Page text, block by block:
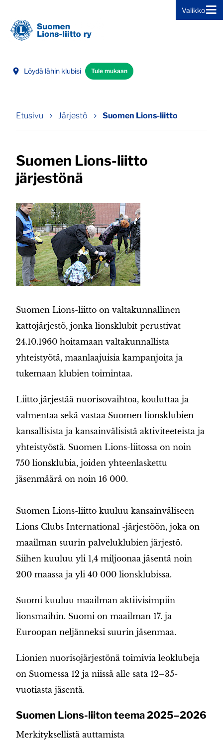
Valikko
Löydä lähin klubisi Tule mukaan
Etusivu Järjestö Suomen Lions-liitto
Suomen Lions-liitto
järjestönä
Suomen Lions-liitto on valtakunnallinen
kattojärjestö, jonka lionsklubit perustivat
24.10.1960 hoitamaan valtakunnallista
yhteistyötä, maanlaajuisia kampanjoita ja
tukemaan klubien toimintaa.
Liitto järjestää nuorisovaihtoa, kouluttaa ja
valmentaa sekä vastaa Suomen lionsklubien
kansallisista ja kansainvälisistä aktiviteeteista ja
yhteistyöstä. Suomen Lions-liitossa on noin
750 lionsklubia, joiden yhteenlaskettu
jäsenmäärä on noin 16 000.
Suomen Lions-liitto kuuluu kansainväliseen
Lions Clubs International -järjestöön, joka on
maailman suurin palveluklubien järjestö.
Siihen kuuluu yli 1,4 miljoonaa jäsentä noin
200 maassa ja yli 40 000 lionsklubissa.
Suomi kuuluu maailman aktiivisimpiin
lionsmaihin. Suomi on maailman 17. ja
Euroopan neljänneksi suurin jäsenmaa.
Lionien nuorisojärjestönä toimivia leoklubeja
on Suomessa 12 ja niissä alle sata 12–35-
vuotiasta jäsentä.
Suomen Lions-liiton teema 2025–2026
Merkityksellistä auttamista